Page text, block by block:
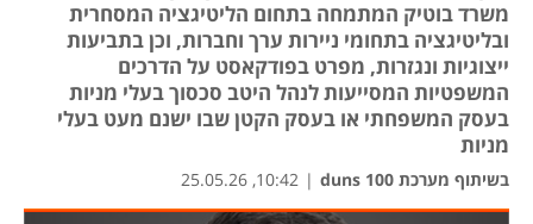
משרד בוטיק המתמחה בתחום הליטיגציה המסחרית
ובליטיגציה בתחומי ניירות ערך וחברות, וכן בתביעות
ייצוגיות ונגזרות, מפרט בפודקאסט על הדרכים
המשפטיות המסייעות לנהל היטב סכסוך בעלי מניות
בעסק המשפחתי או בעסק הקטן שבו ישנם מעט בעלי
מניות
בשיתוף מערכת duns 100 |
10:42, 25.05.26